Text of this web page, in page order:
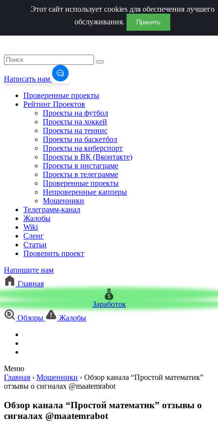
Написать нам
Проверенные проекты
Рейтинг Проектов
Проекты на футбол
Проекты на хоккей
Проекты на теннис
Проекты на баскетбол
Проекты на киберспорт
Проекты в ВК (Вконтакте)
Проекты в инстаграме
Проекты в телеграмме
Проверенные проекты
Непроверенные капперы
Мошенники
Телеграмм-канал
Жалобы
Wiki
Сленг
Статьи
Проверить проект
Напишите нам
Главная
Заработок
Обзоры
Жалобы
Меню
Этот сайт использует cookies для обеспечения лучшего
обслуживания.
Принять
Главная › Мошенники › Обзор канала “Простой математик”
отзывы о сигналах @maatemrabot
Обзор канала “Простой математик” отзывы о
сигналах @maatemrabot